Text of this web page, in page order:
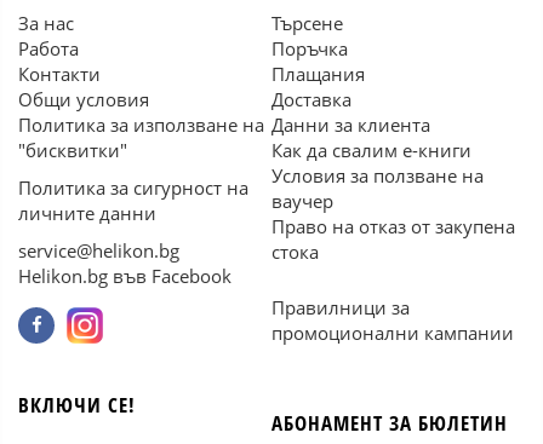
За нас
Работа
Контакти
Общи условия
Политика за използване на
"бисквитки"
Политика за сигурност на
личните данни
service@helikon.bg
Helikon.bg във Facebook
Търсене
Поръчка
Плащания
Доставка
Данни за клиента
Как да свалим е-книги
Условия за ползване на
ваучер
Право на отказ от закупена
стока
Правилници за
промоционални кампании
ВКЛЮЧИ СЕ!
АБОНАМЕНТ ЗА БЮЛЕТИН